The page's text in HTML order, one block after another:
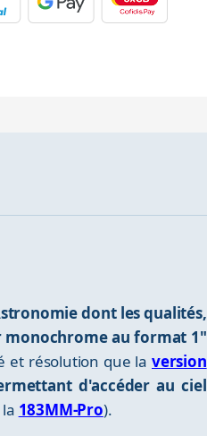
dont les qualités,
monochrome au format 1"
et résolution que la version
d'accéder au ciel
183MM-Pro).